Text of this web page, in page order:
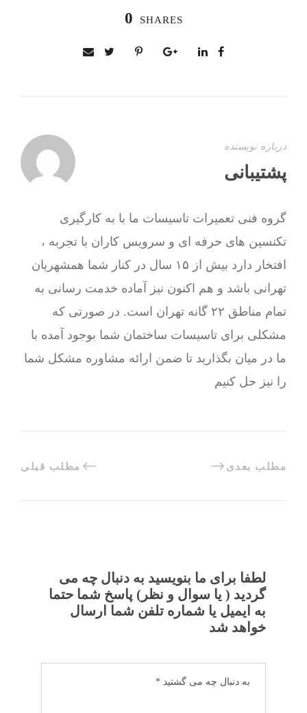
0 SHARES
درباره نویسنده
پشتیبانی
گروه فنی تعمیرات تاسیسات ما با به‌ کارگیری
تکنسین های حرفه ای و سرویس کاران با تجربه ،
افتخار دارد بیش از ۱۵ سال در کنار شما همشهریان
تهرانی باشد و هم اکنون نیز آماده خدمت رسانی به
تمام مناطق ۲۲ گانه تهران است. در صورتی که
مشکلی برای تاسیسات ساختمان شما بوجود آمده با
ما در میان بگذارید تا ضمن ارائه مشاوره مشکل شما
را نیز حل کنیم
مطلب قبلی مطلب بعدی
لطفا برای ما بنویسید به دنبال چه می
گردید ( یا سوال و نظر) پاسخ شما حتما
به ایمیل یا شماره تلفن شما ارسال
خواهد شد